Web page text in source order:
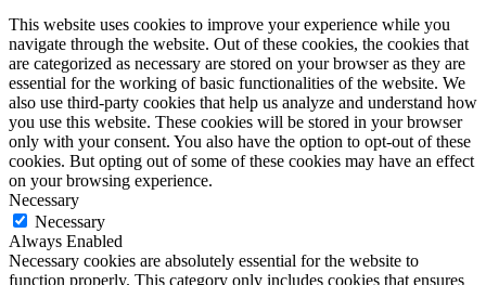
This website uses cookies to improve your experience while you
navigate through the website. Out of these cookies, the cookies that
are categorized as necessary are stored on your browser as they are
essential for the working of basic functionalities of the website. We
also use third-party cookies that help us analyze and understand how
you use this website. These cookies will be stored in your browser
only with your consent. You also have the option to opt-out of these
cookies. But opting out of some of these cookies may have an effect
on your browsing experience.
Necessary
Necessary
Always Enabled
Necessary cookies are absolutely essential for the website to
function properly. This category only includes cookies that ensures